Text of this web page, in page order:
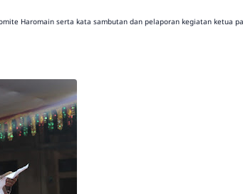
Haromain serta kata sambutan dan pelaporan kegiatan ketua